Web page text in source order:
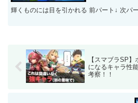
輝くものには目を引かれる 前パート↓ 次パ
【スマブラSP
になるキャラ性
考察！！